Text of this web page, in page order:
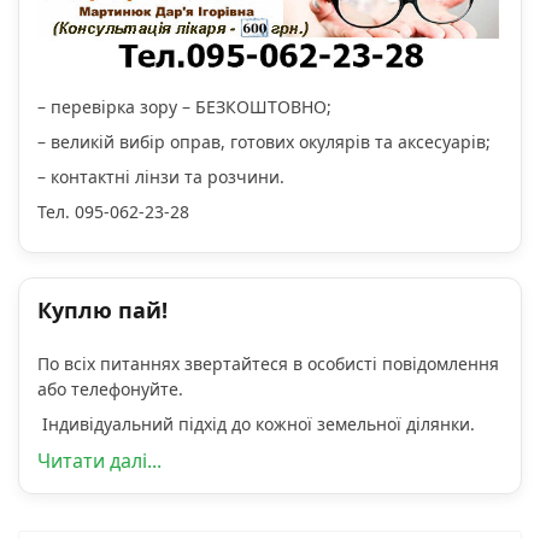
– перевірка зору – БЕЗКОШТОВНО;
– великій вибір оправ, готових окулярів та аксесуарів;
– контактні лінзи та розчини.
Тел. 095-062-23-28
Куплю пай!
По всіх питаннях звертайтеся в особисті повідомлення
або телефонуйте.
Індивідуальний підхід до кожної земельної ділянки.
Читати далі...